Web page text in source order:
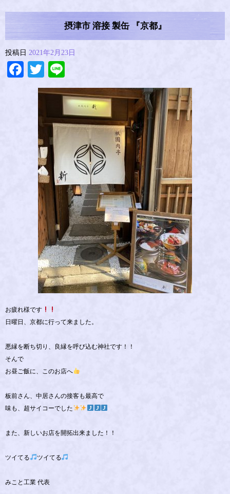
摂津市 溶接 製缶 『京都』
投稿日 2021年2月23日
Facebook
Twitter
お疲れ様です
日曜日、京都に行って来ました。
悪縁を断ち切り、良縁を呼び込む神社です！！
そんで
お昼ご飯に、このお店へ
板前さん、中居さんの接客も最高で
味も、超サイコーでした
また、新しいお店を開拓出来ました！！
ツイてる ツイてる
みこと工業 代表